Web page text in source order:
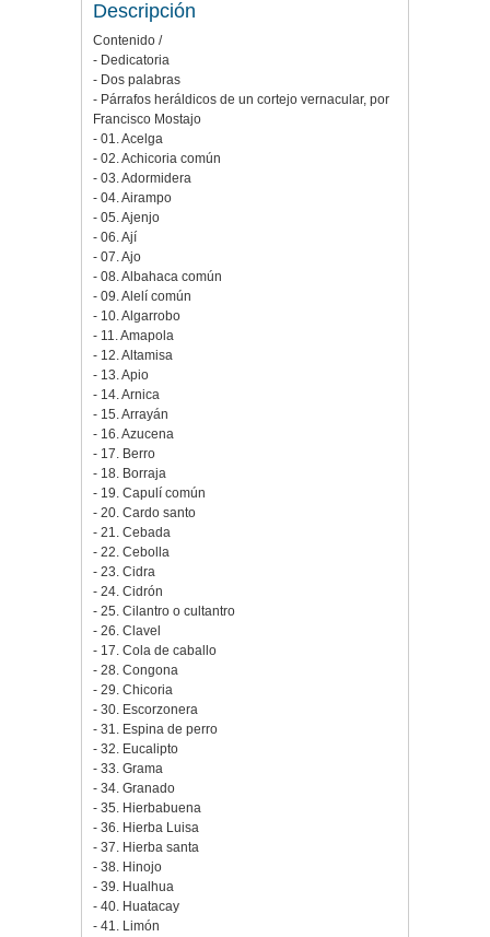
Descripción
Contenido /
- Dedicatoria
- Dos palabras
- Párrafos heráldicos de un cortejo vernacular, por
Francisco Mostajo
- 01. Acelga
- 02. Achicoria común
- 03. Adormidera
- 04. Airampo
- 05. Ajenjo
- 06. Ají
- 07. Ajo
- 08. Albahaca común
- 09. Alelí común
- 10. Algarrobo
- 11. Amapola
- 12. Altamisa
- 13. Apio
- 14. Arnica
- 15. Arrayán
- 16. Azucena
- 17. Berro
- 18. Borraja
- 19. Capulí común
- 20. Cardo santo
- 21. Cebada
- 22. Cebolla
- 23. Cidra
- 24. Cidrón
- 25. Cilantro o cultantro
- 26. Clavel
- 17. Cola de caballo
- 28. Congona
- 29. Chicoria
- 30. Escorzonera
- 31. Espina de perro
- 32. Eucalipto
- 33. Grama
- 34. Granado
- 35. Hierbabuena
- 36. Hierba Luisa
- 37. Hierba santa
- 38. Hinojo
- 39. Hualhua
- 40. Huatacay
- 41. Limón